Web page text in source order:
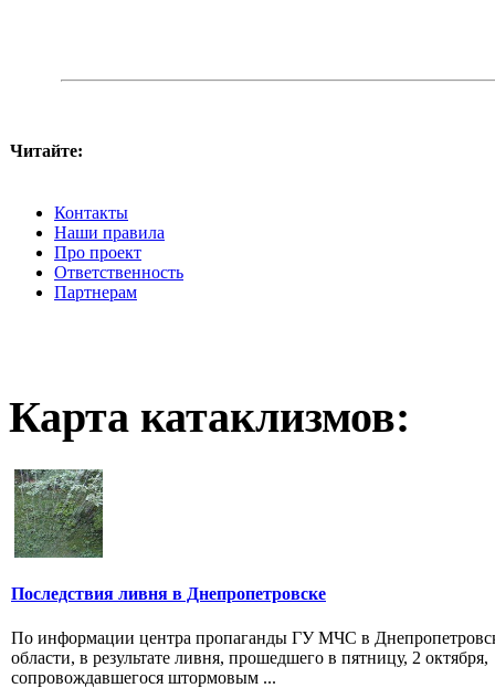
Читайте:
Контакты
Наши правила
Про проект
Ответственность
Партнерам
Карта катаклизмов:
Последствия ливня в Днепропетровске
По информации центра пропаганды ГУ МЧС в
области, в результате ливня, прошедшего в пятницу, 2 октября,
сопровождавшегося штормовым ...